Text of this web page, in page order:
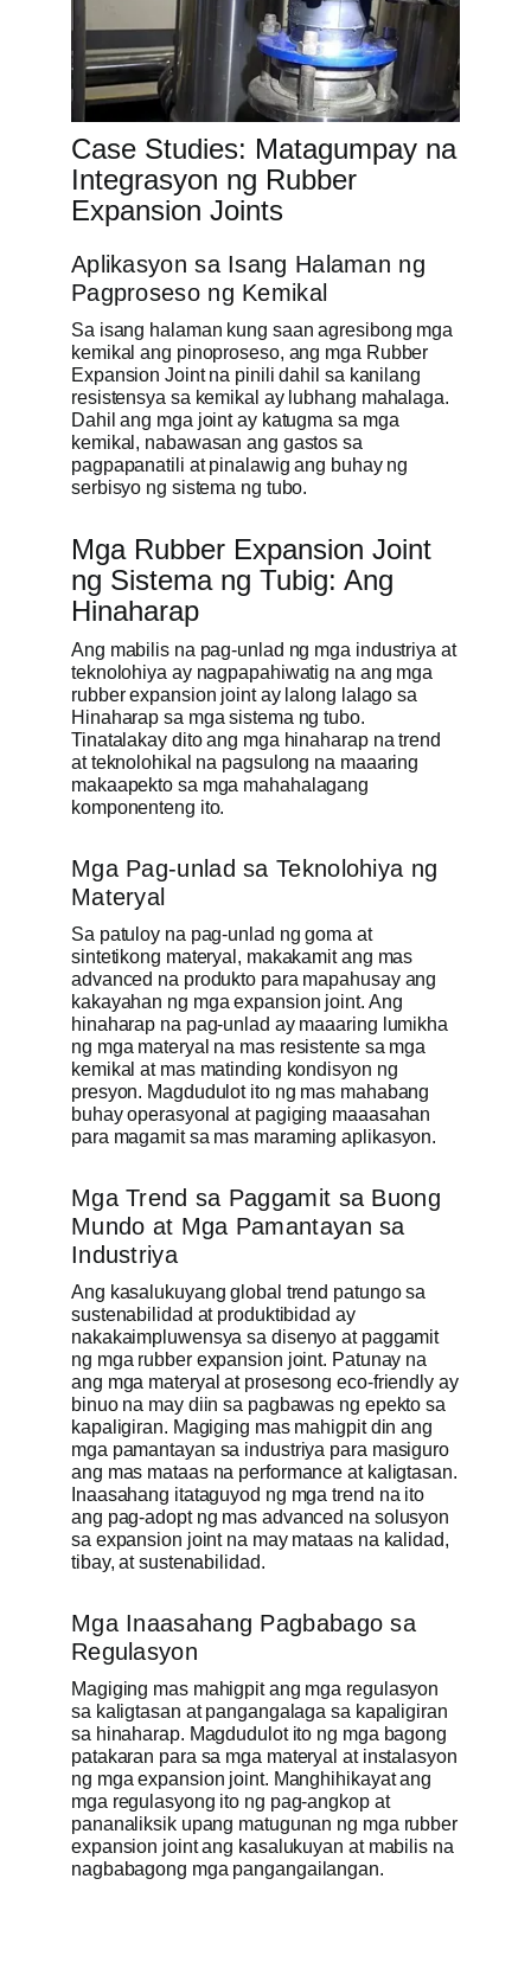
Case Studies: Matagumpay na
Integrasyon ng Rubber
Expansion Joints
Aplikasyon sa Isang Halaman ng
Pagproseso ng Kemikal
Sa isang halaman kung saan agresibong mga
kemikal ang pinoproseso, ang mga Rubber
Expansion Joint na pinili dahil sa kanilang
resistensya sa kemikal ay lubhang mahalaga.
Dahil ang mga joint ay katugma sa mga
kemikal, nabawasan ang gastos sa
pagpapanatili at pinalawig ang buhay ng
serbisyo ng sistema ng tubo.
Mga Rubber Expansion Joint
ng Sistema ng Tubig: Ang
Hinaharap
Ang mabilis na pag-unlad ng mga industriya at
teknolohiya ay nagpapahiwatig na ang mga
rubber expansion joint ay lalong lalago sa
Hinaharap sa mga sistema ng tubo.
Tinatalakay dito ang mga hinaharap na trend
at teknolohikal na pagsulong na maaaring
makaapekto sa mga mahahalagang
komponenteng ito.
Mga Pag-unlad sa Teknolohiya ng
Materyal
Sa patuloy na pag-unlad ng goma at
sintetikong materyal, makakamit ang mas
advanced na produkto para mapahusay ang
kakayahan ng mga expansion joint. Ang
hinaharap na pag-unlad ay maaaring lumikha
ng mga materyal na mas resistente sa mga
kemikal at mas matinding kondisyon ng
presyon. Magdudulot ito ng mas mahabang
buhay operasyonal at pagiging maaasahan
para magamit sa mas maraming aplikasyon.
Mga Trend sa Paggamit sa Buong
Mundo at Mga Pamantayan sa
Industriya
Ang kasalukuyang global trend patungo sa
sustenabilidad at produktibidad ay
nakakaimpluwensya sa disenyo at paggamit
ng mga rubber expansion joint. Patunay na
ang mga materyal at prosesong eco-friendly ay
binuo na may diin sa pagbawas ng epekto sa
kapaligiran. Magiging mas mahigpit din ang
mga pamantayan sa industriya para masiguro
ang mas mataas na performance at kaligtasan.
Inaasahang itataguyod ng mga trend na ito
ang pag-adopt ng mas advanced na solusyon
sa expansion joint na may mataas na kalidad,
tibay, at sustenabilidad.
Mga Inaasahang Pagbabago sa
Regulasyon
Magiging mas mahigpit ang mga regulasyon
sa kaligtasan at pangangalaga sa kapaligiran
sa hinaharap. Magdudulot ito ng mga bagong
patakaran para sa mga materyal at instalasyon
ng mga expansion joint. Manghihikayat ang
mga regulasyong ito ng pag-angkop at
pananaliksik upang matugunan ng mga rubber
expansion joint ang kasalukuyan at mabilis na
nagbabagong mga pangangailangan.